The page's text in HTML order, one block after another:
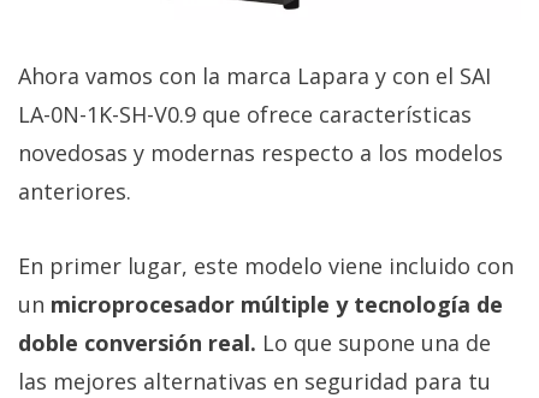
Ahora vamos con la marca Lapara y con el SAI
LA-0N-1K-SH-V0.9 que ofrece características
novedosas y modernas respecto a los modelos
anteriores.
En primer lugar, este modelo viene incluido con
un microprocesador múltiple y tecnología de
doble conversión real. Lo que supone una de
las mejores alternativas en seguridad para tu